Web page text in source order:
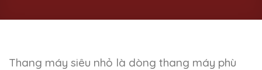
Thang máy siêu nhỏ là dòng thang máy phù